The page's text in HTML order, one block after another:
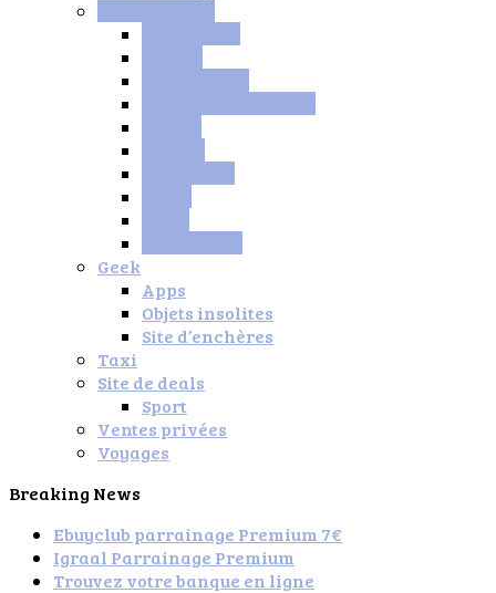
Geek
Apps
Objets insolites
Site d’enchères
Taxi
Site de deals
Sport
Ventes privées
Voyages
Breaking News
Ebuyclub parrainage Premium 7€
Igraal Parrainage Premium
Trouvez votre banque en ligne